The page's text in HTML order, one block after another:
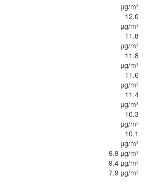
µg/m³
12.0
µg/m³
11.8
µg/m³
11.8
µg/m³
11.6
µg/m³
11.4
µg/m³
10.3
µg/m³
10.1
µg/m³
9.9 µg/m³
9.4 µg/m³
7.9 µg/m³